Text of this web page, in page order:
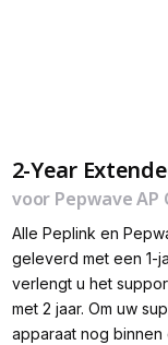
2-Year
voor Pepwave AP
Alle Peplink en
geleverd met een 1-
verlengt u het
met 2 jaar. Om uw
apparaat nog